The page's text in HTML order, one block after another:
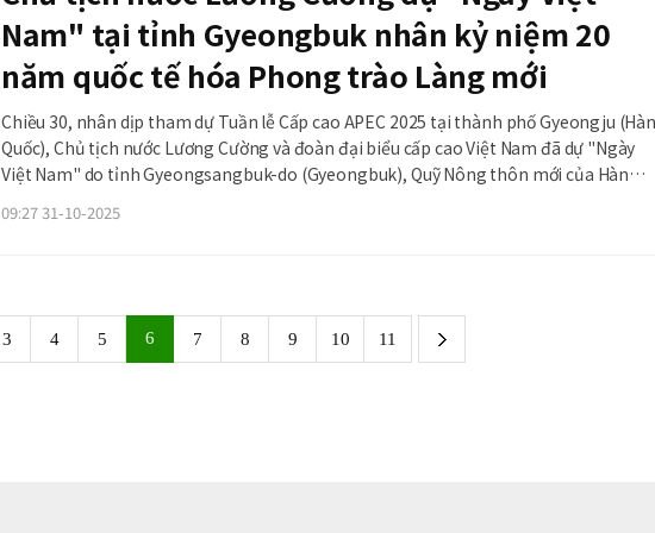
Nam" tại tỉnh Gyeongbuk nhân kỷ niệm 20
năm quốc tế hóa Phong trào Làng mới
Chiều 30, nhân dịp tham dự Tuần lễ Cấp cao APEC 2025 tại thành phố Gyeongju (Hàn
Quốc), Chủ tịch nước Lương Cường và đoàn đại biểu cấp cao Việt Nam đã dự "Ngày
Việt Nam" do tỉnh Gyeongsangbuk-do (Gyeongbuk), Quỹ Nông thôn mới của Hàn
quốc tế hóa Phong trào Làng mới (Saemaul) của Hàn Quốc.
09:27 31-10-2025
3 4 5 6 7 8 9 10 11 next